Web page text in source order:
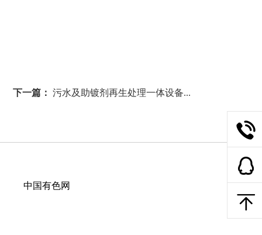
下一篇： 污水及助镀剂再生处理一体设备...
中国有色网